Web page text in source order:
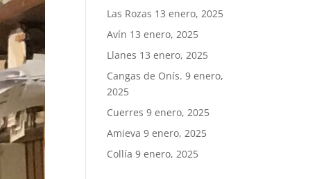
Las Rozas 13 enero, 2025
Avín 13 enero, 2025
Llanes 13 enero, 2025
Cangas de Onís. 9 enero,
2025
Cuerres 9 enero, 2025
Amieva 9 enero, 2025
Collía 9 enero, 2025